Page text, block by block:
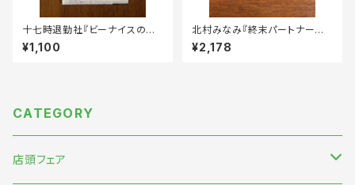
十七時退勤社『ビーナイスの本
屋さん全出店記録2009-202
5』
¥1,100
北村みなみ『終末パートナー
（上・下）』※セット販売
¥2,178
CATEGORY
店頭フェア